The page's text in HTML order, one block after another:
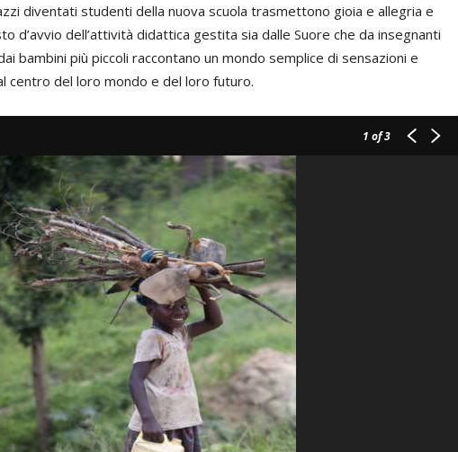
diventati studenti della nuova scuola trasmettono gioia e allegria e
d’avvio dell’attività didattica gestita sia dalle Suore che da insegnanti
bambini più piccoli raccontano un mondo semplice di sensazioni e
centro del loro mondo e del loro futuro.
1 of 3